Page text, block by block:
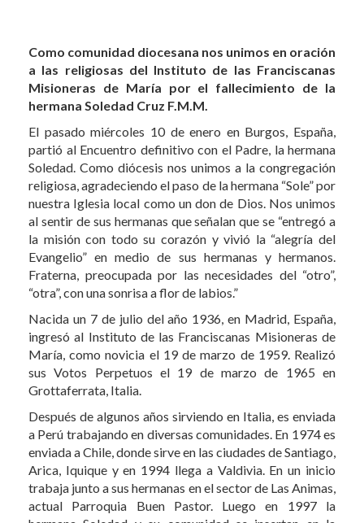
Como comunidad diocesana nos unimos en oración
a las religiosas del Instituto de las Franciscanas
Misioneras de María por el fallecimiento de la
hermana Soledad Cruz F.M.M.
El pasado miércoles 10 de enero en Burgos, España,
partió al Encuentro definitivo con el Padre, la hermana
Soledad. Como diócesis nos unimos a la congregación
religiosa, agradeciendo el paso de la hermana “Sole” por
nuestra Iglesia local como un don de Dios. Nos unimos
al sentir de sus hermanas que señalan que se “entregó a
la misión con todo su corazón y vivió la “alegría del
Evangelio” en medio de sus hermanas y hermanos.
Fraterna, preocupada por las necesidades del “otro”,
“otra”, con una sonrisa a flor de labios.”
Nacida un 7 de julio del año 1936, en Madrid, España,
ingresó al Instituto de las Franciscanas Misioneras de
María, como novicia el 19 de marzo de 1959. Realizó
sus Votos Perpetuos el 19 de marzo de 1965 en
Grottaferrata, Italia.
Después de algunos años sirviendo en Italia, es enviada
a Perú trabajando en diversas comunidades. En 1974 es
enviada a Chile, donde sirve en las ciudades de Santiago,
Arica, Iquique y en 1994 llega a Valdivia. En un inicio
trabaja junto a sus hermanas en el sector de Las Animas,
actual Parroquia Buen Pastor. Luego en 1997 la